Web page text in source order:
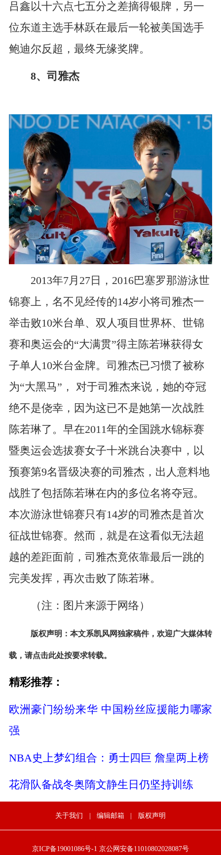
吕鑫以十六点七五分之差摘得银牌，另一
位东道主选手林跃在最后一轮被美国选手
鲍迪尔反超，最终无缘奖牌。
8、司雅杰
2013年7月27日，2016巴塞罗那游泳世
锦赛上，名不见经传的14岁小将司雅杰一
举击败10米台单、双人项目世界杯、世锦
赛和奥运会的“大满贯”得主陈若琳获得女
子单人10米台金牌。司雅杰已习惯了被称
为“大黑马”， 对于司雅杰来说，她的夺冠
绝不是侥幸，因为这已不是她第一次战胜
陈若琳了。早在2011年的全国跳水锦标赛
暨奥运会选拔赛女子十米跳台决赛中，以
预赛第9名晋级决赛的司雅杰，出人意料地
战胜了包括陈若琳在内的多位名将夺冠。
本次游泳世锦赛只有14岁的司雅杰是首次
征战世锦赛。然而，就是在这看似无法超
越的差距面前，司雅杰竟依靠最后一跳的
完美发挥，再次击败了陈若琳。
（注：图片来源于网络）
版权声明：本文系凯风网独家稿件，欢迎广大媒体转
载，请点击此处按要求转载。
精彩推荐：
欧洲豪门纷纷来华 中国粉丝应援能力哪家
强
NBA史上梦幻组合：勇士四巨 詹皇两上榜
花滑队备战冬奥隋文静生日仍坚持训练
关于我们 | 编辑邮箱 | 版权声明
京ICP备19001086号-1 京公网安备11010802028087号